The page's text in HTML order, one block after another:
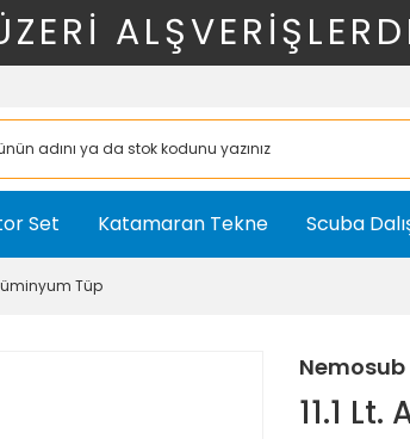
Set Katamaran Tekne Scuba
Tüp
Nemosub
11.1